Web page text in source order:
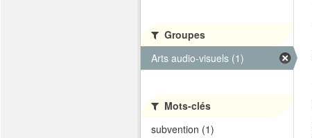
Groupes
Arts audio-visuels (1)
Mots-clés
subvention (1)